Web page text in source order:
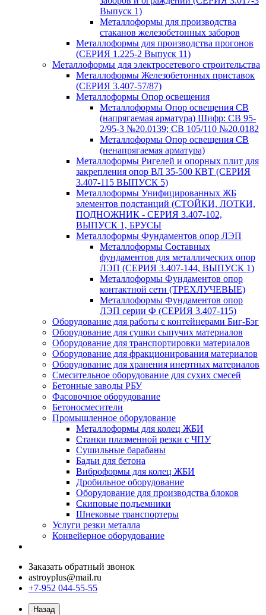
Выпуск 1)
Металлоформы для производства
стаканов железобетонных заборов
Металлоформы для производства прогонов
(СЕРИЯ 1.225-2 Выпуск 11)
Металлоформы для электросетевого строительства
Металлоформы Железобетонных приставок
(СЕРИЯ 3.407-57/87)
Металлоформы Опор освещения
Металлоформы Опор освещения СВ
(напрягаемая арматура) Шифр: СВ 95-
2/95-3 №20.0139; СВ 105/110 №20.0182
Металлоформы Опор освещения СВ
(ненапрягаемая арматура)
Металлоформы Ригелей и опорных плит для
закрепления опор ВЛ 35-500 КВТ (СЕРИЯ
3.407-115 ВЫПУСК 5)
Металлоформы Унифицированных ЖБ
элементов подстанций (СТОЙКИ, ЛОТКИ,
ПОДНОЖНИК - СЕРИЯ 3.407-102,
ВЫПУСК 1, БРУСЫ
Металлоформы Фундаментов опор ЛЭП
Металлоформы Составных
фундаментов для металлических опор
ЛЭП (СЕРИЯ 3.407-144, ВЫПУСК 1)
Металлоформы Фундаментов опор
контактной сети (ТРЕХЛУЧЕВЫЕ)
Металлоформы Фундаментов опор
ЛЭП серии Ф (СЕРИЯ 3.407-115)
Оборудование для работы с контейнерами Биг-Бэг
Оборудование для сушки сыпучих материалов
Оборудование для транспортировки материалов
Оборудование для фракционирования материалов
Оборудование для хранения инертных материалов
Смесительное оборудование для сухих смесей
Бетонные заводы РБУ
Фасовочное оборудование
Бетоносмесители
Промышленное оборудование
Металлоформы для колец ЖБИ
Станки плазменной резки с ЧПУ
Сушильные барабаны
Бадьи для бетона
Виброформы для колец ЖБИ
Дробильное оборудование
Оборудование для производства блоков
Скиповые подъемники
Шнековые транспортеры
Услуги резки металла
Конвейерное оборудование
Заказать обратный звонок
astroyplus@mail.ru
+7-952 044-55-55
Назад